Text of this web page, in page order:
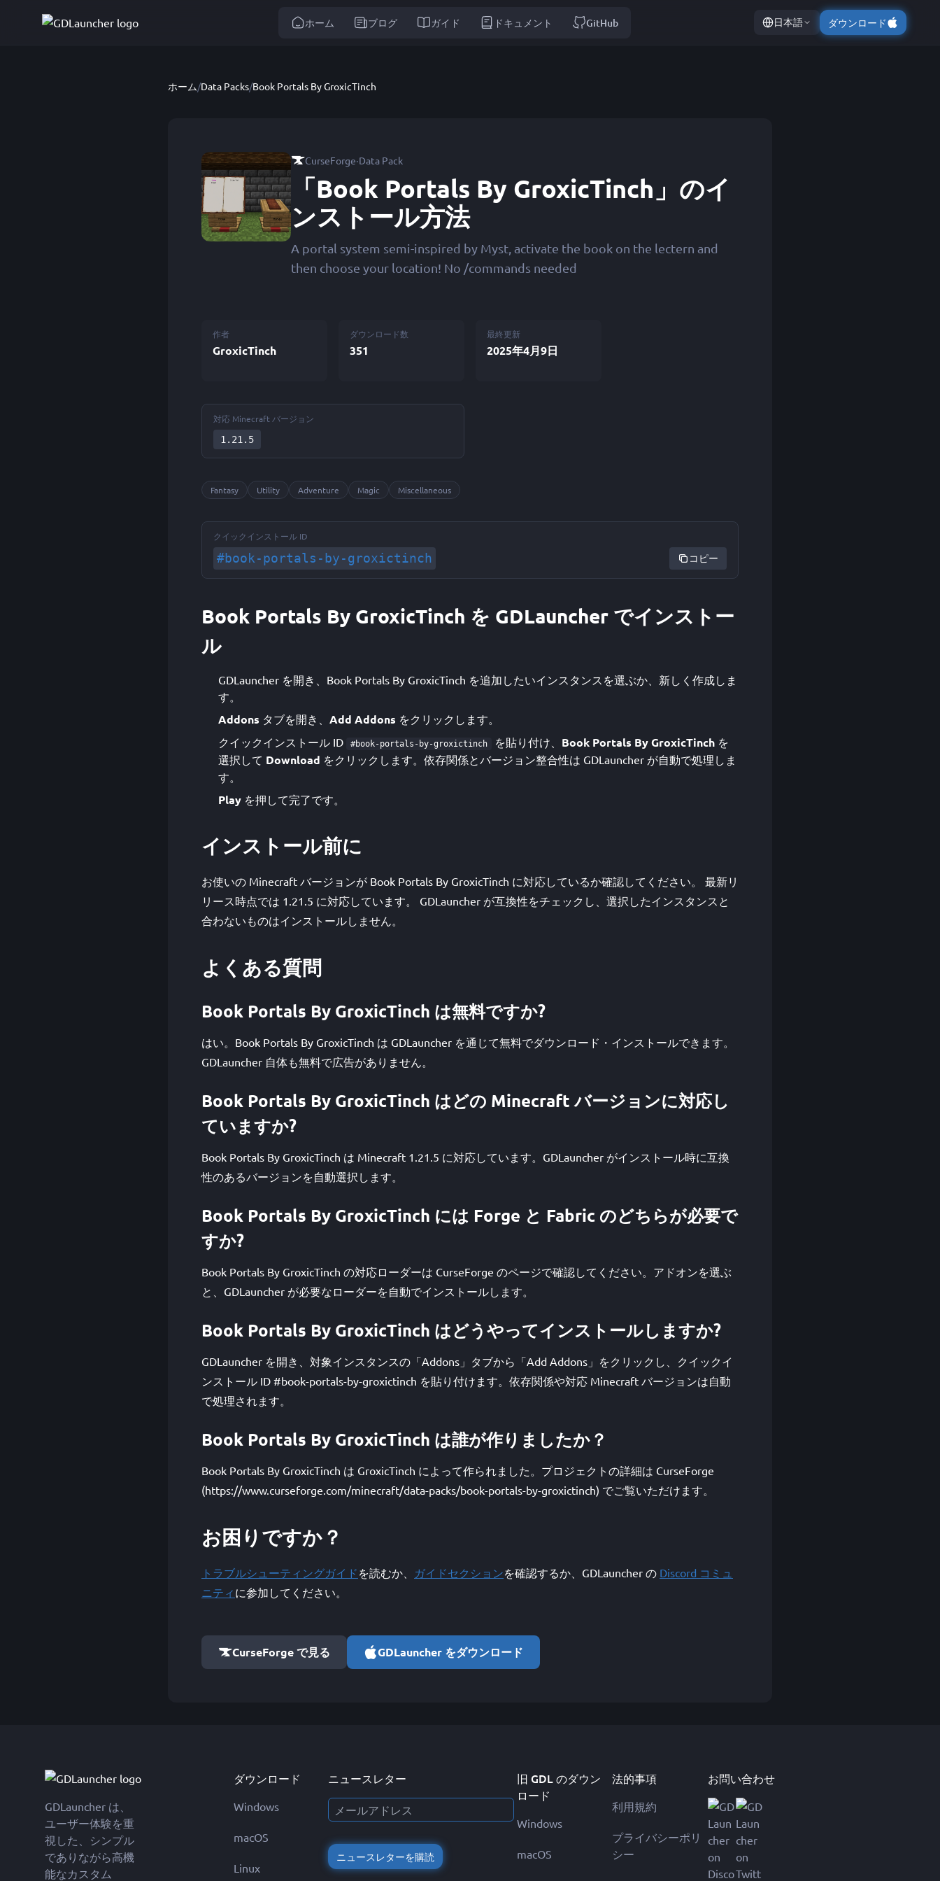
ホーム ブログ ガイド ドキュメント GitHub 日本語 ダウンロード
ホーム/Data Packs/Book Portals By GroxicTinch
CurseForge·Data Pack
「Book Portals By GroxicTinch」のイ
ンストール方法
A portal system semi-inspired by Myst, activate the book on the lectern and
then choose your location! No /commands needed
作者
GroxicTinch
ダウンロード数
351
最終更新
2025年4月9日
対応 Minecraft バージョン
1.21.5
Fantasy Utility Adventure Magic Miscellaneous
クイックインストール ID
#book-portals-by-groxictinch コピー
Book Portals By GroxicTinch を GDLauncher でインストー
ル
GDLauncher を開き、Book Portals By GroxicTinch を追加したいインスタンスを選ぶか、新しく作成しま
す。
Addons タブを開き、 Add Addons をクリックします。
クイックインストール ID
#book-portals-by-groxictinch を貼り付け、 Book Portals By GroxicTinch を
選択して Download をクリックします。依存関係とバージョン整合性は GDLauncher が自動で処理しま
す。
Play を押して完了です。
インストール前に
お使いの Minecraft バージョンが Book Portals By GroxicTinch に対応しているか確認してください。 最新リ
リース時点では 1.21.5 に対応しています。 GDLauncher が互換性をチェックし、選択したインスタンスと
合わないものはインストールしません。
よくある質問
Book Portals By GroxicTinch は無料ですか?
はい。Book Portals By GroxicTinch は GDLauncher を通じて無料でダウンロード・インストールできます。
GDLauncher 自体も無料で広告がありません。
Book Portals By GroxicTinch はどの Minecraft バージョンに対応し
ていますか?
Book Portals By GroxicTinch は Minecraft 1.21.5 に対応しています。GDLauncher がインストール時に互換
性のあるバージョンを自動選択します。
Book Portals By GroxicTinch には Forge と Fabric のどちらが必要で
すか?
Book Portals By GroxicTinch の対応ローダーは CurseForge のページで確認してください。アドオンを選ぶ
と、GDLauncher が必要なローダーを自動でインストールします。
Book Portals By GroxicTinch はどうやってインストールしますか?
GDLauncher を開き、対象インスタンスの「Addons」タブから「Add Addons」をクリックし、クイックイ
ンストール ID #book-portals-by-groxictinch を貼り付けます。依存関係や対応 Minecraft バージョンは自動
で処理されます。
Book Portals By GroxicTinch は誰が作りましたか？
Book Portals By GroxicTinch は GroxicTinch によって作られました。プロジェクトの詳細は CurseForge
(https://www.curseforge.com/minecraft/data-packs/book-portals-by-groxictinch) でご覧いただけます。
お困りですか？
トラブルシューティングガイド を読むか、 ガイドセクションを確認するか、GDLauncher の Discord コミュ
ニティ に参加してください。
CurseForge で見る GDLauncher をダウンロード
GDLauncher は、
ユーザー体験を重
視した、シンプル
でありながら高機
能なカスタム
ダウンロード
Windows
macOS
Linux
ニュースレター
ニュースレターを購読
旧 GDL のダウン
ロード
Windows
macOS
法的事項
利用規約
プライバシーポリ
シー
お問い合わせ